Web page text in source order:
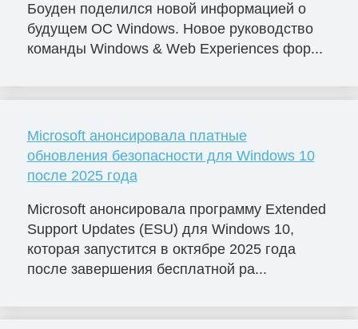
Боуден поделился новой информацией о
будущем ОС Windows. Новое руководство
команды Windows & Web Experiences фор...
Microsoft анонсировала платные
обновления безопасности для Windows 10
после 2025 года
Microsoft анонсировала программу Extended
Support Updates (ESU) для Windows 10,
которая запустится в октябре 2025 года
после завершения бесплатной ра...